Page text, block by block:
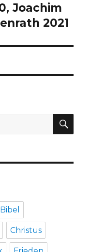
Joachim
2021
Bibel
Christus